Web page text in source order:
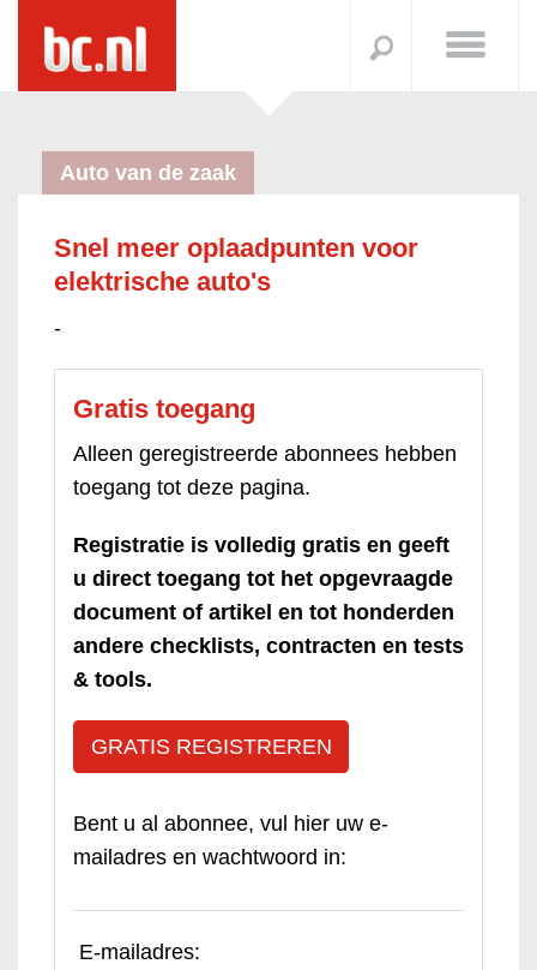
Auto van de zaak
Snel meer oplaadpunten voor
elektrische auto's
-
Gratis toegang
Alleen geregistreerde abonnees hebben
toegang tot deze pagina.
Registratie is volledig gratis en geeft
u direct toegang tot het opgevraagde
document of artikel en tot honderden
andere checklists, contracten en tests
& tools.
GRATIS REGISTREREN
Bent u al abonnee, vul hier uw e-
mailadres en wachtwoord in:
E-mailadres: